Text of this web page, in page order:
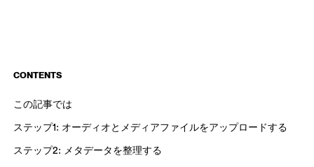
CONTENTS
この記事では
ステップ1: オーディオとメディアファイルをアップロードする
ステップ2: メタデータを整理する